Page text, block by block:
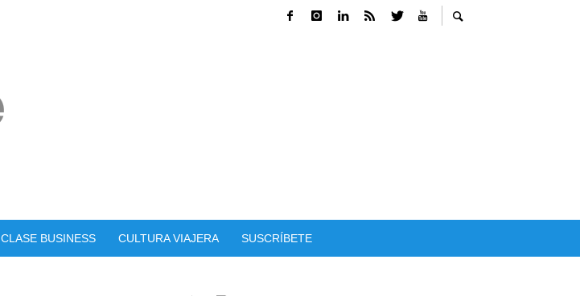
CLASE BUSINESS CULTURA VIAJERA SUSCRÍBETE